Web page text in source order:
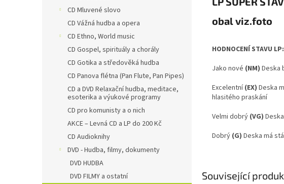
CD Mluvené slovo
CD Vážná hudba a opera
CD Ethno, World music
CD Gospel, spirituály a chorály
CD Gotika a středověká hudba
CD Panova flétna (Pan Flute, Pan Pipes)
CD a DVD Relaxační hudba, meditace,
esoterika a výukové programy
CD pro komunisty a o nich
AKCE – Levná CD a LP do 200 Kč
CD Audioknihy
DVD - Hudba, filmy, dokumenty
DVD HUDBA
DVD FILMY a ostatní
obal viz.foto
HODNOCENÍ STAVU LP:
Jako nové (NM) Deska
Excelentní (EX) Deska
hlasitého praskání
Velmi dobrý (VG)
Dobrý (G) Deska má
Související